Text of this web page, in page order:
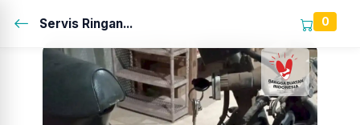
Servis Ringan... 0